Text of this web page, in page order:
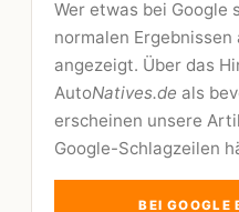
Wer etwas bei Google
normalen
angezeigt. Über das
AutoNatives.de als
erscheinen unsere
Google-Schlagzeilen
BEI GOOGLE